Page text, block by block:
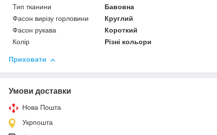
Тип тканини
Бавовна
Фасон вирізу горловини
Круглий
Фасон рукава
Короткий
Колір
Різні кольори
Приховати
Умови доставки
Нова Пошта
Укрпошта